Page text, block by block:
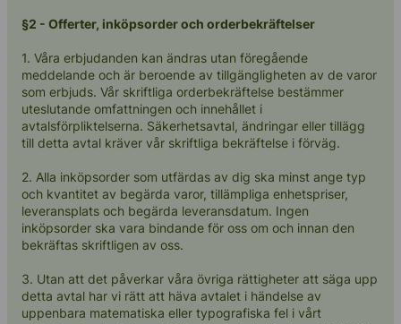
§2 - Offerter, inköpsorder och orderbekräftelser
1. Våra erbjudanden kan ändras utan föregående
meddelande och är beroende av tillgängligheten av de varor
som erbjuds. Vår skriftliga orderbekräftelse bestämmer
uteslutande omfattningen och innehållet i
avtalsförpliktelserna. Säkerhetsavtal, ändringar eller tillägg
till detta avtal kräver vår skriftliga bekräftelse i förväg.
2. Alla inköpsorder som utfärdas av dig ska minst ange typ
och kvantitet av begärda varor, tillämpliga enhetspriser,
leveransplats och begärda leveransdatum. Ingen
inköpsorder ska vara bindande för oss om och innan den
bekräftas skriftligen av oss.
3. Utan att det påverkar våra övriga rättigheter att säga upp
detta avtal har vi rätt att häva avtalet i händelse av
uppenbara matematiska eller typografiska fel i vårt